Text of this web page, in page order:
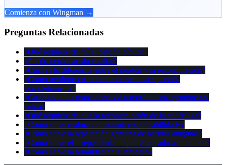
Comienza con Wingman →
Preguntas Relacionadas
¿Qué requiere de mí el perdón bíblico?
¿Puedo perdonar sin confiar?
¿Cuál es la diferencia entre el perdón y la reconciliación?
¿Cómo perdono cuando ella no se ha arrepentido
completamente?
¿Cuáles son los marcadores de remordimiento genuino vs.
culpa?
¿Qué requiere de ella la reconstrucción de la confianza?
¿Cómo se ve realmente «asumir responsabilidad»?
¿Cómo se ve la reparación genuina de heridas antiguas?
¿Cómo se ve el arrepentimiento por el pecado acumulado?
¿Cómo se ve la humildad en el proceso?